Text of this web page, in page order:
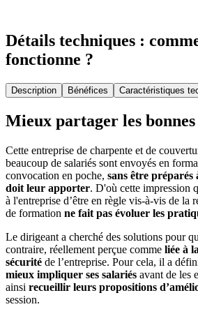
Détails techniques :
fonctionne ?
Description Bénéfices Caractéristiques
Mieux partager les
Cette entreprise de charpente et de
beaucoup de salariés sont envoyés en
convocation en poche, sans être préparés
doit leur apporter. D'où cette impression
à l'entreprise d’être en règle vis-à-vis de la
de formation ne fait pas évoluer les
Le dirigeant a cherché des solutions pour
contraire, réellement perçue comme liée à
sécurité de l’entreprise. Pour cela, il a
mieux impliquer ses salariés avant de les
ainsi recueillir leurs propositions
session.